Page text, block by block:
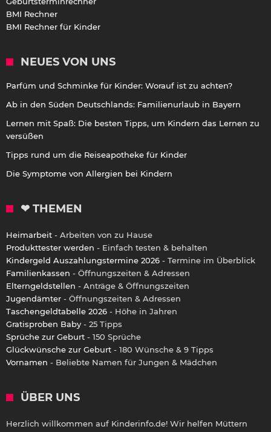
BMI Rechner
BMI Rechner für Kinder
NEUES VON UNS
Parfüm und Schminke für Kinder: Worauf ist zu achten?
Ab in den Süden Deutschlands: Familienurlaub in Bayern
Lernen mit Spaß: Die besten Tipps, um Kindern das Lernen zu
versüßen
Tipps rund um die Reiseapotheke für Kinder
Die Symptome von Allergien bei Kindern
❤ THEMEN
Heimarbeit - Arbeiten von zu Hause
Produkttester werden - Einfach testen & behalten
Kindergeld Auszahlungstermine 2026 - Termine im Überblick
Familienkassen - Öffnungszeiten & Adressen
Elterngeldstellen - Anträge & Öffnungszeiten
Jugendämter - Öffnungszeiten & Adressen
Taschengeldtabelle 2026 - Höhe in Jahren
Gratisproben Baby - 25 Tipps
Sprüche zur Geburt - 150 Sprüche
Glückwünsche zur Geburt - 180 Wünsche & 9 Tipps
Vornamen - Beliebte Namen für Jungen & Mädchen
ÜBER UNS
Herzlich willkommen auf Kinderinfo.de! Wir helfen Müttern